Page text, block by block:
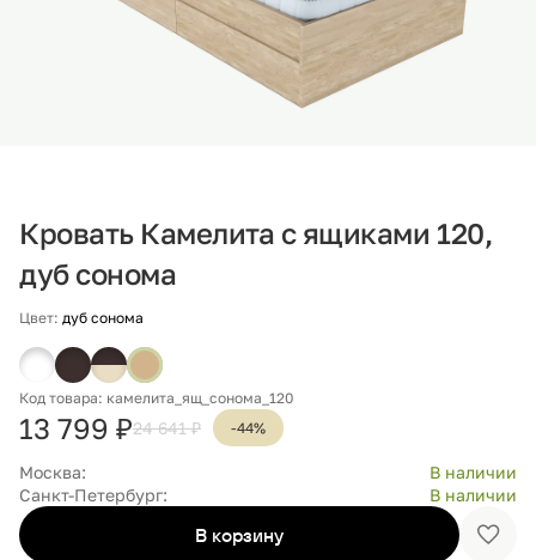
Кровать Камелита с ящиками 120,
дуб сонома
Цвет: дуб сонома
Код товара: камелита_ящ_сонома_120
13 799 ₽24 641 ₽ -44%
Москва:
В наличии
Санкт-Петербург:
В наличии
В корзину